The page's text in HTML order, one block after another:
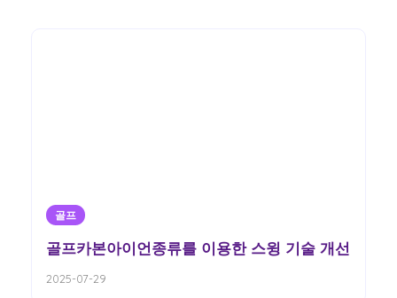
골프
골프카본아이언종류를 이용한 스윙 기술 개선
2025-07-29